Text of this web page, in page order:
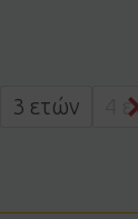
3 ετών
4